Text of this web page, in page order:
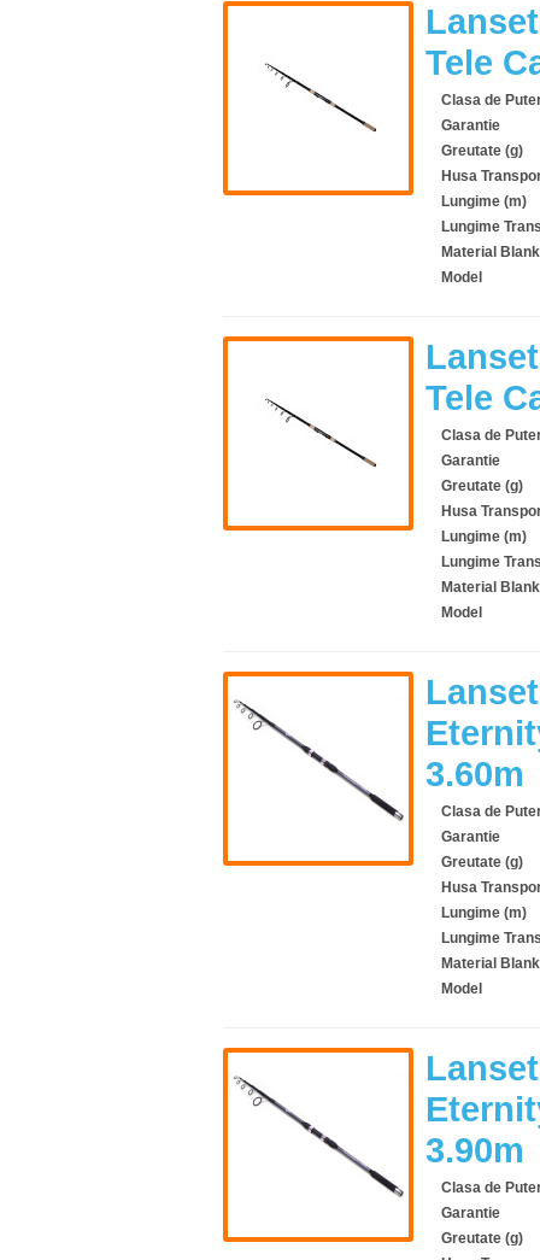
Tele
Clasa de
Garantie
Greutate (g)
Husa
Lungime (m)
Lungime
Material Blank
Model
Tele
Clasa de
Garantie
Greutate (g)
Husa
Lungime (m)
Lungime
Material Blank
Model
3.60m
Clasa de
Garantie
Greutate (g)
Husa
Lungime (m)
Lungime
Material Blank
Model
3.90m
Clasa de
Garantie
Greutate (g)